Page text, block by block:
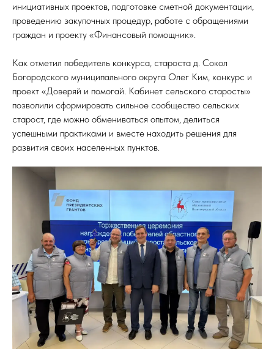
инициативных проектов, подготовке сметной документации,
проведению закупочных процедур, работе с обращениями
граждан и проекту «Финансовый помощник».
Как отметил победитель конкурса, староста д. Сокол
Богородского муниципального округа Олег Ким, конкурс и
проект «Доверяй и помогай. Кабинет сельского старосты»
позволили сформировать сильное сообщество сельских
старост, где можно обмениваться опытом, делиться
успешными практиками и вместе находить решения для
развития своих населенных пунктов.